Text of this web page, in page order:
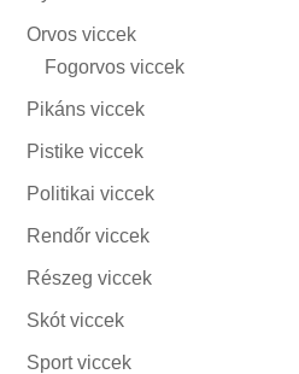
Orvos viccek
Fogorvos viccek
Pikáns viccek
Pistike viccek
Politikai viccek
Rendőr viccek
Részeg viccek
Skót viccek
Sport viccek